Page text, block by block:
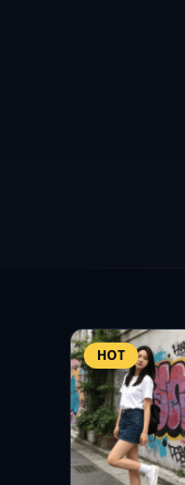
最
HOT